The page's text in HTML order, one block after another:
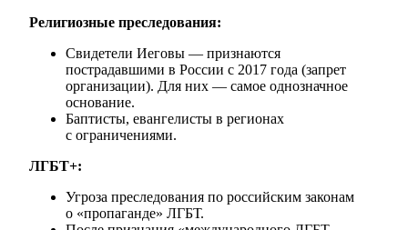
Религиозные преследования:
Свидетели Иеговы — признаются
пострадавшими в России с 2017 года (запрет
организации). Для них — самое однозначное
основание.
Баптисты, евангелисты в регионах
с ограничениями.
ЛГБТ+:
Угроза преследования по российским законам
о «пропаганде» ЛГБТ.